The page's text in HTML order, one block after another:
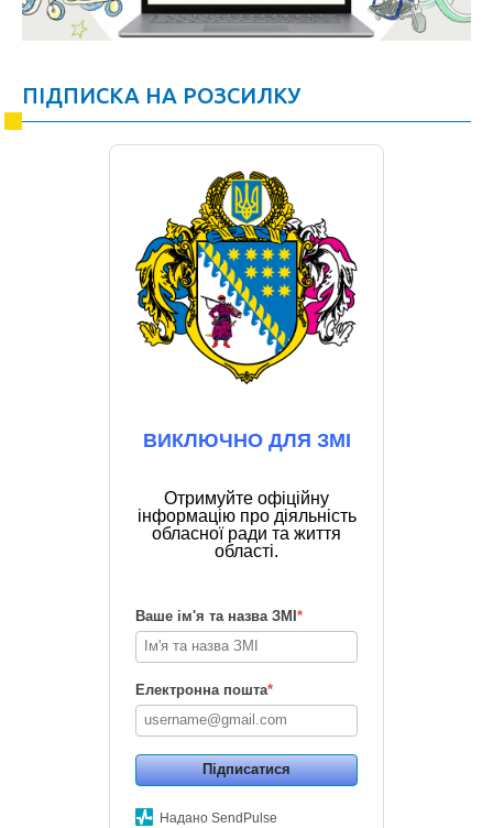
ПІДПИСКА НА РОЗСИЛКУ
ВИКЛЮЧНО ДЛЯ ЗМІ
Отримуйте офіційну
інформацію про діяльність
обласної ради та життя
області.
Ваше ім'я та назва ЗМІ*
Електронна пошта*
Підписатися
Надано SendPulse